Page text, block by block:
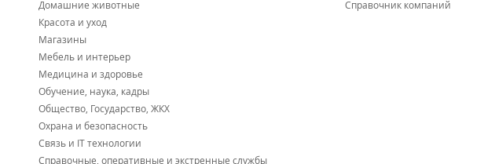
Домашние животные
Красота и уход
Магазины
Мебель и интерьер
Медицина и здоровье
Обучение, наука, кадры
Общество, Государство, ЖКХ
Охрана и безопасность
Связь и IT технологии
Справочные, оперативные и экстренные службы
Справочник компаний